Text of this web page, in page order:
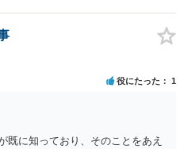
役にたった 1
既に知っており、そのことをあえ